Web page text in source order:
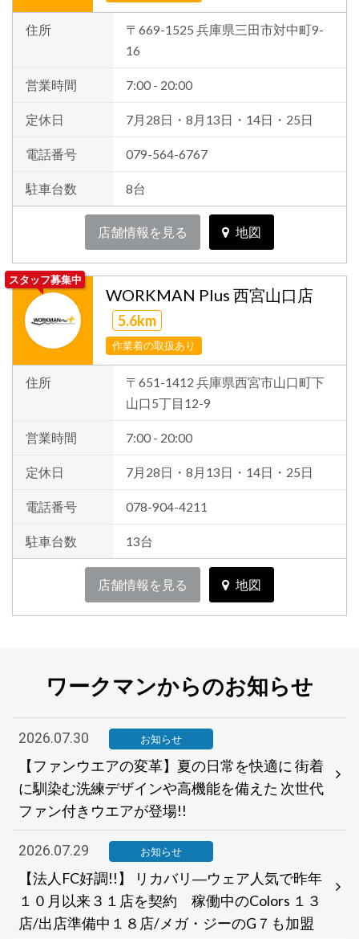
住所
〒669-1525 兵庫県三田市対中町9-
16
営業時間 7:00 - 20:00
定休日 7月28日・8月13日・14日・25日
電話番号 079-564-6767
駐車台数 8台
店舗情報を見る 地図
スタッフ募集中
WORKMAN Plus 西宮山口店
5.6km
作業着の取扱あり
住所
〒651-1412 兵庫県西宮市山口町下
山口5丁目12-9
営業時間 7:00 - 20:00
定休日 7月28日・8月13日・14日・25日
電話番号 078-904-4211
駐車台数 13台
店舗情報を見る 地図
ワークマンからのお知らせ
2026.07.30 お知らせ
【ファンウエアの変革】夏の日常を快適に 街着
に馴染む洗練デザインや高機能を備えた 次世代
ファン付きウエアが登場!!
2026.07.29 お知らせ
【法人FC好調!!】 リカバリ―ウェア人気で昨年
１０月以来３１店を契約 稼働中のColors １３
店/出店準備中１８店/メガ・ジーのG７も加盟